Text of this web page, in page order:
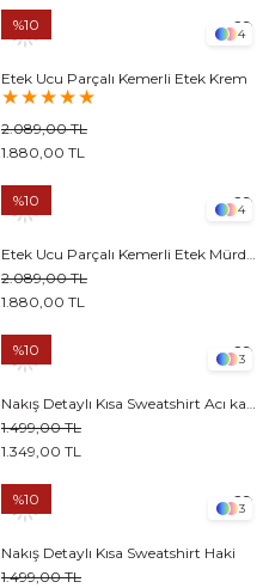
4
Etek Ucu Parçalı Kemerli Etek Krem
★★★★★
1.880,00 TL
2.089,00 TL
%10
4
Etek Ucu Parçalı Kemerli Etek Mürdüm
1.880,00 TL
2.089,00 TL
%10
3
Nakış Detaylı Kısa Sweatshirt Acı kahve
1.349,00 TL
1.499,00 TL
%10
3
Nakış Detaylı Kısa Sweatshirt Haki
1.499,00 TL
%10